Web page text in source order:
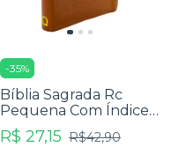
-35%
Bíblia Sagrada Rc
Pequena Com Índice -
Capa Luxo Marrom
R$ 27,15 R$42,90